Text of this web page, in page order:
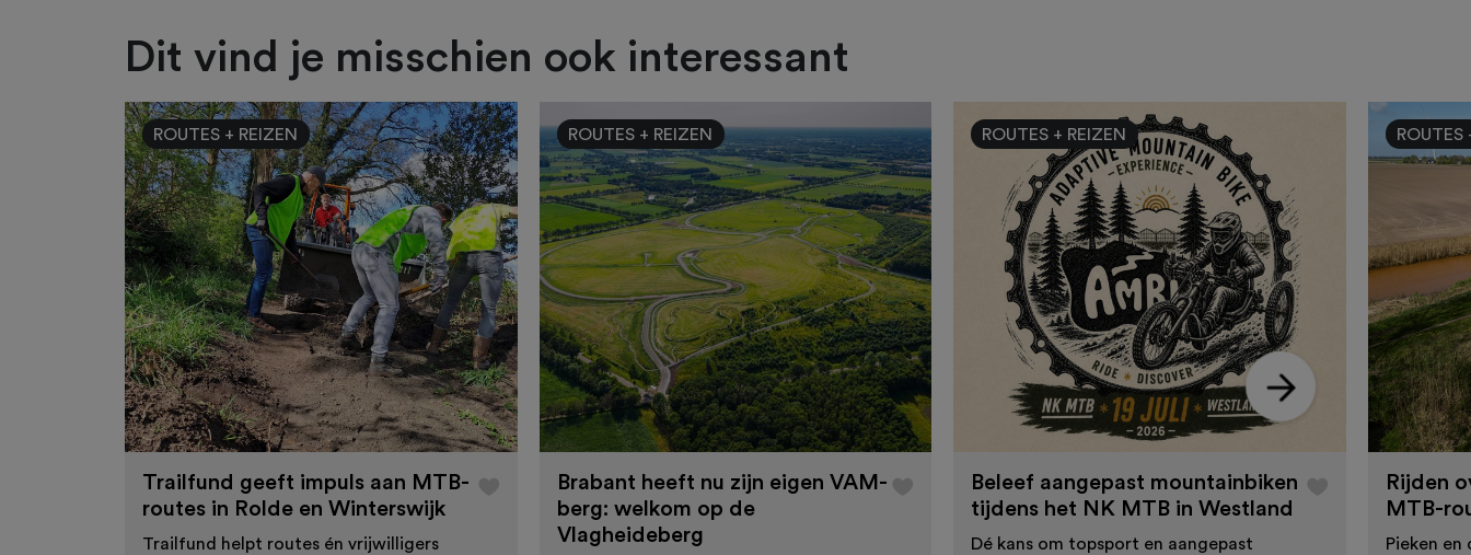
Dit vind je misschien ook interessant
ROUTES + REIZEN
Trailfund geeft impuls aan MTB-
routes in Rolde en Winterswijk
Trailfund helpt routes én vrijwilligers
ROUTES + REIZEN
Brabant heeft nu zijn eigen VAM-
berg: welkom op de
Vlagheideberg
ROUTES + REIZEN
Beleef aangepast mountainbiken
tijdens het NK MTB in Westland
Dé kans om topsport en aangepast
ROUTES
Rijden
MTB-
Pieken